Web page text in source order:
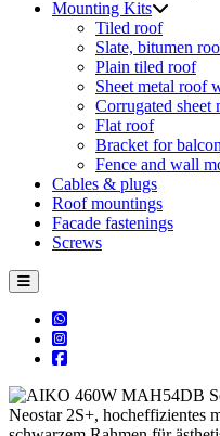
Mounting Kits
Tiled roof
Slate, bitumen
Plain tiled roof
Sheet metal roof
Corrugated sheet
Flat roof
Bracket for
Fence and wall
Cables & plugs
Roof mountings
Facade fastenings
Screws